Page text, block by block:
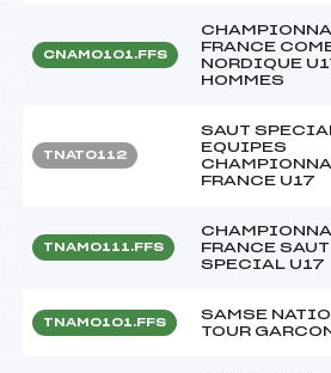
CNAM0101.FFS
FRANCE
NORDIQUE
HOMMES
TNAT0112
SAUT
EQUIPES
FRANCE U17
TNAM0111.FFS
FRANCE SAUT
SPECIAL U17
TNAM0101.FFS
SAMSE
TOUR